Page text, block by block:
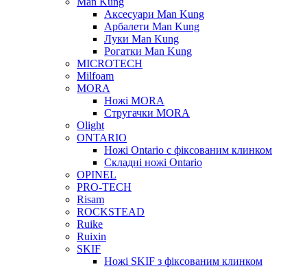
Аксесуари Man Kung
Арбалети Man Kung
Луки Man Kung
Рогатки Man Kung
MICROTECH
Milfoam
MORA
Ножі MORA
Стругачки MORA
Olight
ONTARIO
Ножі Ontario c фіксованим клинком
Складні ножі Ontario
OPINEL
PRO-TECH
Risam
ROCKSTEAD
Ruike
Ruixin
SKIF
Ножі SKIF з фіксованим клинком